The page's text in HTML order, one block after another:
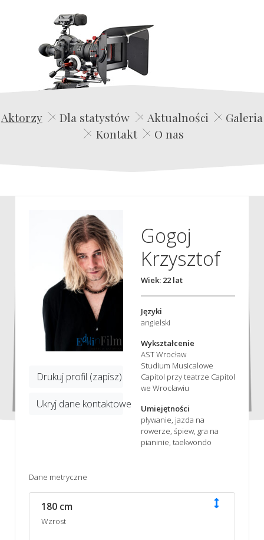
Edwin Film Agencja Aktorska
Aktorzy Dla statystów Aktualności
Galeria
Kontakt
O nas
Drukuj profil (zapisz)
Ukryj dane kontaktowe
Gogoj
Krzysztof
Wiek: 22 lat
Języki
angielski
Wykształcenie
AST Wrocław
Studium Musicalowe
Capitol przy teatrze Capitol
we Wrocławiu
Umiejętności
pływanie, jazda na
rowerze, śpiew, gra na
pianinie, taekwondo
Dane metryczne
180 cm
Wzrost